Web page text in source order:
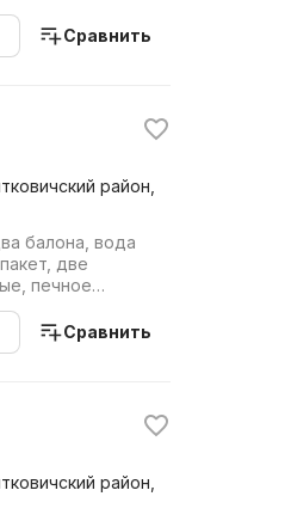
Сравнить
район,
балона, вода
две
печное
Сравнить
район,